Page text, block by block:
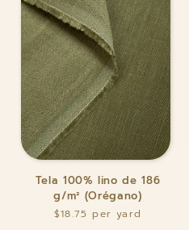
Tela
100%
Tela 100% lino de 186
g/m² (Orégano)
$18.75